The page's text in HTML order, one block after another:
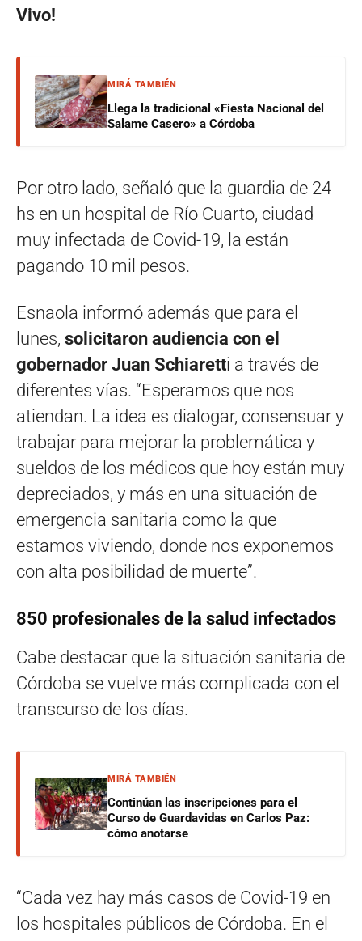
Vivo!
MIRÁ TAMBIÉN
Llega la tradicional «Fiesta Nacional del
Salame Casero» a Córdoba
Por otro lado, señaló que la guardia de 24
hs en un hospital de Río Cuarto, ciudad
muy infectada de Covid-19, la están
pagando 10 mil pesos.
Esnaola informó además que para el
lunes, solicitaron audiencia con el
gobernador Juan Schiaretti a través de
diferentes vías. “Esperamos que nos
atiendan. La idea es dialogar, consensuar y
trabajar para mejorar la problemática y
sueldos de los médicos que hoy están muy
depreciados, y más en una situación de
emergencia sanitaria como la que
estamos viviendo, donde nos exponemos
con alta posibilidad de muerte”.
850 profesionales de la salud infectados
Cabe destacar que la situación sanitaria de
Córdoba se vuelve más complicada con el
transcurso de los días.
MIRÁ TAMBIÉN
Continúan las inscripciones para el
Curso de Guardavidas en Carlos Paz:
cómo anotarse
“Cada vez hay más casos de Covid-19 en
los hospitales públicos de Córdoba. En el